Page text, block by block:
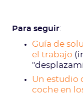
Para seguir:
Guía de
el trabajo
Un estudio
coche en